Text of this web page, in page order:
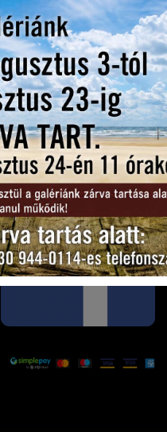
KÖVESSEN
MINKET: